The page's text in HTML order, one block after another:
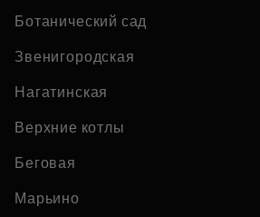
Ботанический сад
Звенигородская
Нагатинская
Верхние котлы
Беговая
Марьино